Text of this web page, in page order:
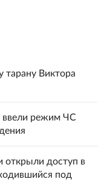
тарану Виктора
ввели режим ЧС
открыли доступ в
под